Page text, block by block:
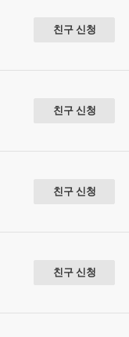
친구 신청
친구 신청
친구 신청
친구 신청